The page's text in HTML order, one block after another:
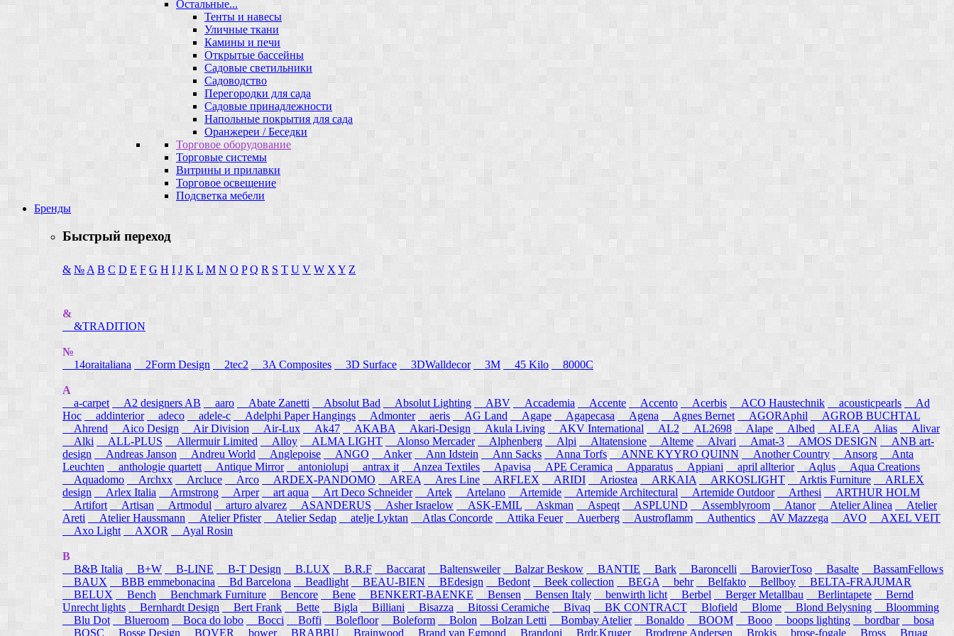
Остальные...
Тенты и навесы
Уличные ткани
Камины и печи
Открытые бассейны
Садовые светильники
Садоводство
Перегородки для сада
Садовые принадлежности
Напольные покрытия для сада
Оранжереи / Беседки
Торговое оборудование
Торговые системы
Витрины и прилавки
Торговое освещение
Подсветка мебели
Бренды
Быстрый переход
& № A B C D E F G H I J K L M N O P Q R S T U V W X Y Z
&
&TRADITION
№
14oraitaliana
2Form Design 2tec2 3A Composites 3D Surface 3DWalldecor 3M 45 Kilo 8000C
A
a-carpet
A2 designers AB aaro Abate Zanetti Absolut Bad Absolut Lighting ABV Accademia Accente Accento Acerbis ACO Haustechnik acousticpearls
Ad
Hoc
addinterior adeco adele-c Adelphi Paper Hangings Admonter aeris AG Land Agape Agapecasa Agena Agnes Bernet AGORAphil
AGROB BUCHTAL
Ahrend
Aico Design Air Division Air-Lux Ak47 AKABA Akari-Design Akula Living AKV International AL2 AL2698 Alape Albed ALEA Alias
Alivar
Alki
ALL-PLUS Allermuir Limited Alloy ALMA LIGHT Alonso Mercader Alphenberg Alpi Altatensione Alteme Alvari Amat-3 AMOS DESIGN
ANB art-
design
Andreas Janson Andreu World Anglepoise ANGO Anker Ann Idstein Ann Sacks Anna Torfs ANNE KYYRO QUINN Another Country Ansorg
Anta
Leuchten
anthologie quartett Antique Mirror antoniolupi antrax it Anzea Textiles Apavisa APE Ceramica Apparatus Appiani april allterior Aqlus Aqua Creations
Aquadomo
Archxx Arcluce Arco ARDEX-PANDOMO AREA Ares Line ARFLEX ARIDI Ariostea ARKAIA ARKOSLIGHT Arktis Furniture
ARLEX
design
Arlex Italia Armstrong Arper art aqua Art Deco Schneider Artek Artelano Artemide Artemide Architectural Artemide Outdoor Arthesi
ARTHUR HOLM
Artifort
Artisan Artmodul arturo alvarez ASANDERUS Asher Israelow ASK-EMIL Askman Aspeqt ASPLUND Assemblyroom Atanor Atelier Alinea
Atelier
Areti
Atelier Haussmann Atelier Pfister Atelier Sedap atelje Lyktan Atlas Concorde Attika Feuer Auerberg Austroflamm Authentics AV Mazzega AVO
AXEL VEIT
Axo Light
AXOR Ayal Rosin
B
B&B Italia
B+W B-LINE B-T Design B.LUX B.R.F Baccarat Baltensweiler Balzar Beskow BANTIE Bark Baroncelli BarovierToso Basalte
BassamFellows
BAUX
BBB emmebonacina Bd Barcelona Beadlight BEAU-BIEN BEdesign Bedont Beek collection BEGA behr Belfakto Bellboy
BELTA-FRAJUMAR
BELUX
Bench Benchmark Furniture Bencore Bene BENKERT-BAENKE Bensen Bensen Italy benwirth licht Berbel Berger Metallbau Berlintapete
Bernd
Unrecht lights
Bernhardt Design Bert Frank Bette Bigla Billiani Bisazza Bitossi Ceramiche Bivaq BK CONTRACT Blofield Blome Blond Belysning
Bloomming
Blu Dot
Blueroom Boca do lobo Bocci Boffi Bolefloor Boleform Bolon Bolzan Letti Bombay Atelier Bonaldo BOOM Booo boops lighting bordbar
bosa
BOSC Bosse Design BOVER bower BRABBU Brainwood Brand van Egmond Brandoni Brdr.Kruger Brodrene Andersen Brokis brose-fogale Bross Bruag